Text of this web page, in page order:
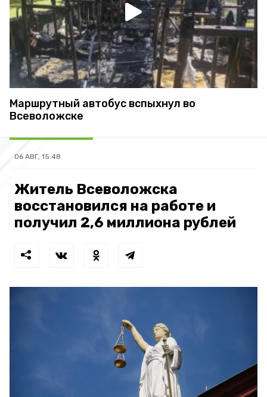
Маршрутный автобус вспыхнул во
Всеволожске
06 АВГ, 15:48
Житель Всеволожска
восстановился на работе и
получил 2,6 миллиона рублей